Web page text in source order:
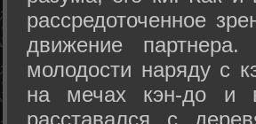
рассредоточенное
движение
молодости наряду с
на мечах кэн-до и
расставался с